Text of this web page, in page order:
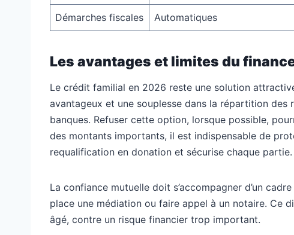
Démarches fiscales Automatiques
Les avantages et limites du
Le crédit familial en 2026 reste une solution
avantageux et une souplesse dans la répartition des
banques. Refuser cette option, lorsque possible,
des montants importants, il est indispensable de
requalification en donation et sécurise chaque partie.
La confiance mutuelle doit s’accompagner d’un
place une médiation ou faire appel à un notaire. Ce
âgé, contre un risque financier trop important.